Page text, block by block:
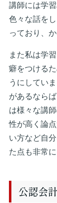
講師には学
色々な話を
っており、
また私は学
癖をつける
うにしてい
があるなら
は様々な講
性が高く論
い方など自
た点も非常
公認会